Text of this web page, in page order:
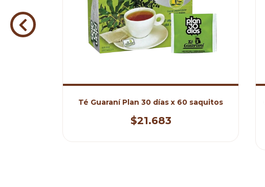
Té Guaraní Plan 30 días x 60 saquitos
$21.683